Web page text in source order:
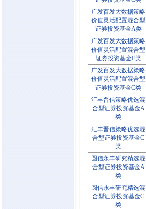
广发百发大数据策略
价值灵活配置混合型
证券投资基金A类
广发百发大数据策略
价值灵活配置混合型
证券投资基金E类
广发百发大数据策略
价值灵活配置混合型
证券投资基金C类
汇丰晋信策略优选混
合型证券投资基金A
类
汇丰晋信策略优选混
合型证券投资基金C
类
圆信永丰研究精选混
合型证券投资基金A
类
圆信永丰研究精选混
合型证券投资基金C
类